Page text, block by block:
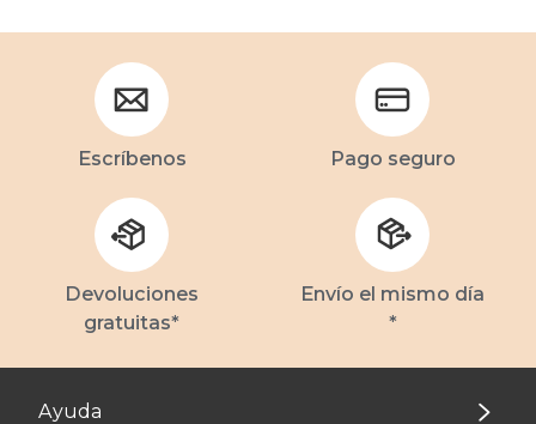
Escríbenos Pago seguro
Devoluciones
gratuitas*
Envío el mismo día
*
Ayuda